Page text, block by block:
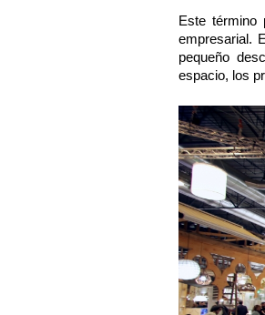
Este término
empresarial.
pequeño
espacio, los